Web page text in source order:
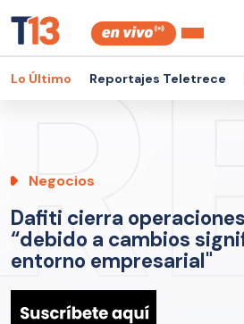
Lo Último Reportajes Teletrece
Negocios
Dafiti cierra
“debido a cambios
entorno empresarial"